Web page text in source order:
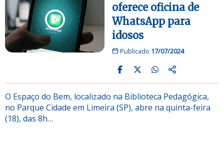
oferece oficina de
WhatsApp para
idosos
Publicado 17/07/2024
O Espaço do Bem, localizado na Biblioteca Pedagógica,
no Parque Cidade em Limeira (SP), abre na quinta-feira
(18), das 8h…